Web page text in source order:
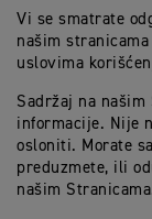
Vi se smatrate
našim
uslovima
Sadržaj na našim
informacije. Nije
osloniti. Morate
preduzmete, ili
našim